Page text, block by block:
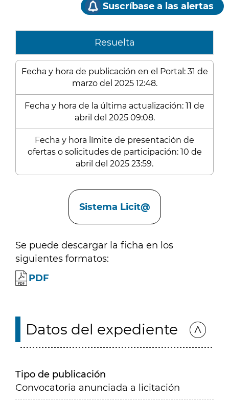
Suscríbase a las alertas
Resuelta
Fecha y hora de publicación en el Portal: 31 de
marzo del 2025 12:48.
Fecha y hora de la última actualización: 11 de
abril del 2025 09:08.
Fecha y hora límite de presentación de
ofertas o solicitudes de participación: 10 de
abril del 2025 23:59.
Sistema Licit@
Se puede descargar la ficha en los
siguientes formatos:
PDF
Datos del expediente
Tipo de publicación
Convocatoria anunciada a licitación